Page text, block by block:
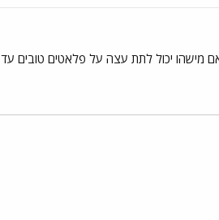
על פלאטים טובים עד 270 שקל זה יעזור מאוד בתודה מראש אסף